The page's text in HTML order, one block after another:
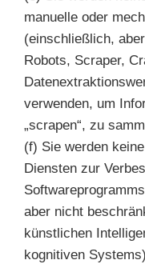
manuelle oder
(einschließlich,
Robots, Scraper,
verwenden, um
„scrapen“, zu
(f) Sie werden
Diensten zur
aber nicht
künstlichen
kognitiven